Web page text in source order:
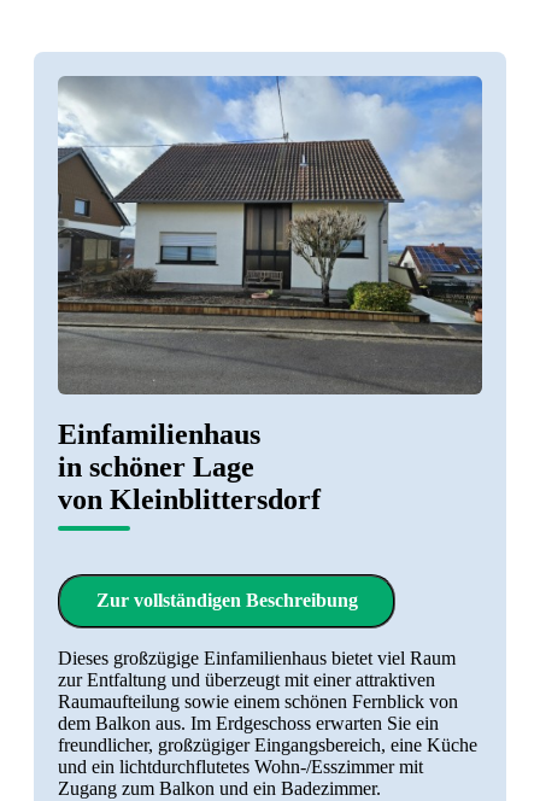
Einfamilienhaus
in schöner Lage
von Kleinblittersdorf
Zur vollständigen Beschreibung
Dieses großzügige Einfamilienhaus bietet viel Raum
zur Entfaltung und überzeugt mit einer attraktiven
Raumaufteilung sowie einem schönen Fernblick von
dem Balkon aus. Im Erdgeschoss erwarten Sie ein
freundlicher, großzügiger Eingangsbereich, eine Küche
und ein lichtdurchflutetes Wohn-/Esszimmer mit
Zugang zum Balkon und ein Badezimmer.